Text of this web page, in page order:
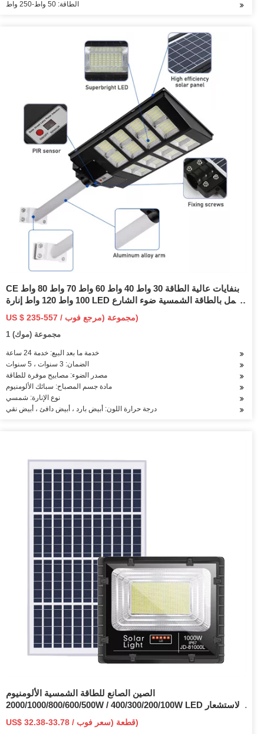
الطاقة: 50 واط-250 واط
CE بنفايات عالية الطاقة 30 واط 40 واط 60 واط 70 واط 80 واط
100 واط 120 واط إنارة LED تعمل بالطاقة الشمسية ضوء الشارع
US $ 235-557 / مجموعة (مرجع فوب)
1 مجموعة (موك)
خدمة ما بعد البيع: خدمة 24 ساعة
الضمان: 3 سنوات ، 5 سنوات
مصدر الضوء: مصابيح موفرة للطاقة
مادة جسم المصباح: سبائك الألومنيوم
نوع الإنارة: شمسي
درجة حرارة اللون: أبيض بارد ، أبيض دافئ ، أبيض نقي
الصين الصانع للطاقة الشمسية الألومنيوم
2000/1000/800/600/500W / 400/300/200/100W LED الاستشعار
IP66 الشارع في الهواء الطلق الكل في واحد كاميرا ABS الجدار
COB حديقة ضوء الطريق الفيضانات
US$ 32.38-33.78 / قطعة (سعر فوب)